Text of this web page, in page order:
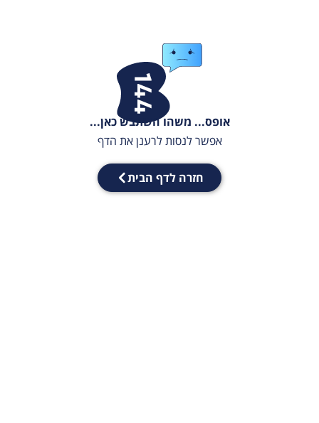
אופס... משהו השתבש כאן...
אפשר לנסות לרענן את הדף
חזרה לדף הבית